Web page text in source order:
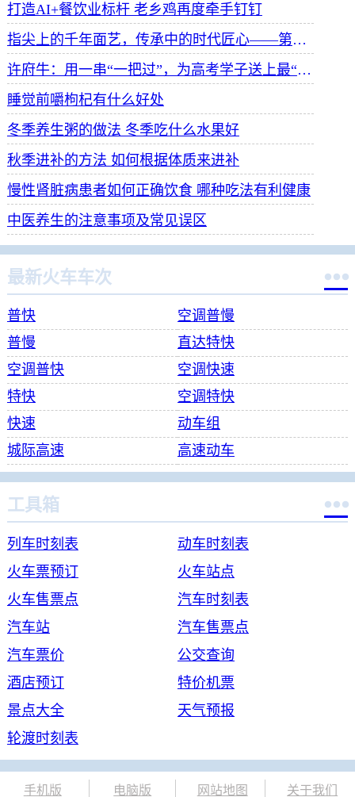
打造AI+餐饮业标杆 老乡鸡再度牵手钉钉
指尖上的千年面艺，传承中的时代匠心——第八届“安琪酵母杯”中华发酵面食大赛武汉赛区开赛
许府牛：用一串“一把过”，为高考学子送上最“牛”祝福
睡觉前嚼枸杞有什么好处
冬季养生粥的做法 冬季吃什么水果好
秋季进补的方法 如何根据体质来进补
慢性肾脏病患者如何正确饮食 哪种吃法有利健康
中医养生的注意事项及常见误区
最新火车车次 
普快
空调普慢
普慢
直达特快
空调普快
空调快速
特快
空调特快
快速
动车组
城际高速
高速动车
工具箱 
列车时刻表
动车时刻表
火车票预订
火车站点
火车售票点
汽车时刻表
汽车站
汽车售票点
汽车票价
公交查询
酒店预订
特价机票
景点大全
天气预报
轮渡时刻表
手机版 电脑版 网站地图 关于我们